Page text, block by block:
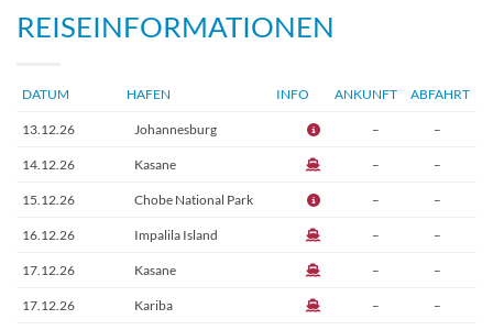
REISEINFORMATIONEN
DATUM HAFEN INFO ANKUNFT ABFAHRT
13.12.26 Johannesburg – –
14.12.26 Kasane – –
15.12.26 Chobe National Park – –
16.12.26 Impalila Island – –
17.12.26 Kasane – –
17.12.26 Kariba – –